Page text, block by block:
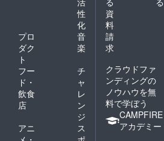
性
化
プロ
ダク
ト
音
楽
フー
ド・
飲食
店
チ
ャ
レ
ン
ジ
アニ
ス
資
料
請
求
クラウドファ
ンディングの
ノウハウを無
料で学ぼう
CAMPFIRE
アカデミー